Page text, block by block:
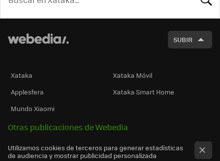
SUBIR
Xataka
Xataka Móvil
Applesfera
Xataka Smart Home
Mundo Xiaomi
Otras publicaciones de Webedia
Utilizamos cookies de terceros para generar estadísticas
de audiencia y mostrar publicidad personalizada